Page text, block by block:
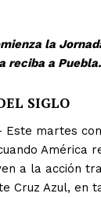
la
reciba a Puebla.
SIGLO
Este martes
América
a la acción
Cruz Azul, en